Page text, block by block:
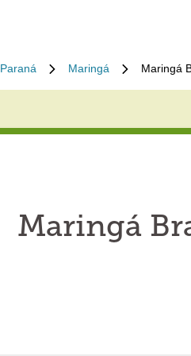
Paraná Maringá Maringá
Maringá